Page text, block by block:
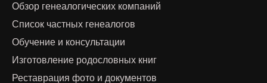
Обзор генеалогических компаний
Список частных генеалогов
Обучение и консультации
Изготовление родословных книг
Реставрация фото и документов